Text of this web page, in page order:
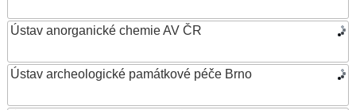
Ústav anorganické chemie AV ČR
Ústav archeologické památkové péče Brno